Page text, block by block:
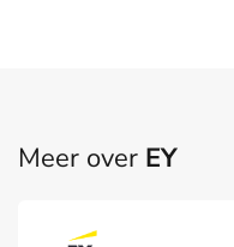
Meer over EY